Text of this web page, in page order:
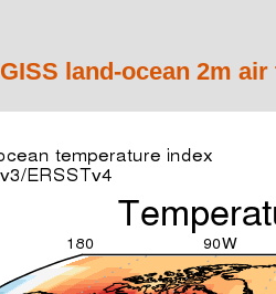
GISS land-ocean 2m